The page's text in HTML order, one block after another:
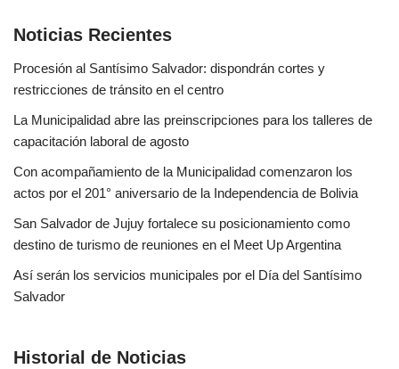
Noticias Recientes
Procesión al Santísimo Salvador: dispondrán cortes y
restricciones de tránsito en el centro
La Municipalidad abre las preinscripciones para los talleres de
capacitación laboral de agosto
Con acompañamiento de la Municipalidad comenzaron los
actos por el 201° aniversario de la Independencia de Bolivia
San Salvador de Jujuy fortalece su posicionamiento como
destino de turismo de reuniones en el Meet Up Argentina
Así serán los servicios municipales por el Día del Santísimo
Salvador
Historial de Noticias